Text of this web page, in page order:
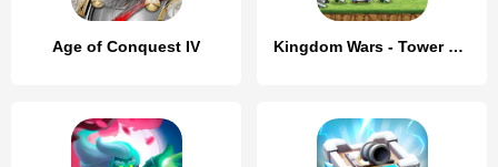
Age of Conquest IV Kingdom Wars - Tower Defense